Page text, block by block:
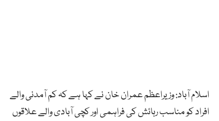
اسلام آباد: وزیراعظم عمران خان نے کہا ہے کہکم آمدنی والے
افراد کو مناسب رہائش کی فراہمی اور کچی آبادی والے علاقوں